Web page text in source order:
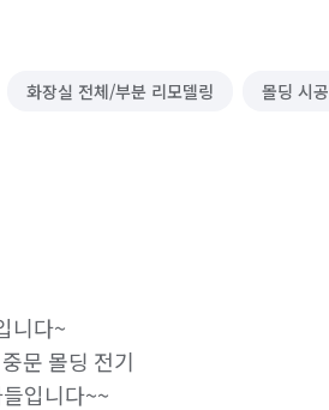
화장실 전체/부분 리모델링 몰딩 시공
니다~
문 몰딩 전기
입니다~~